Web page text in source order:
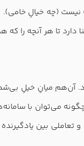
(چه خیالِ خامی).
دارد تا هر آنچه را
آن‌هم میانِ خیلِ
می‌توان با
تعاملی بین